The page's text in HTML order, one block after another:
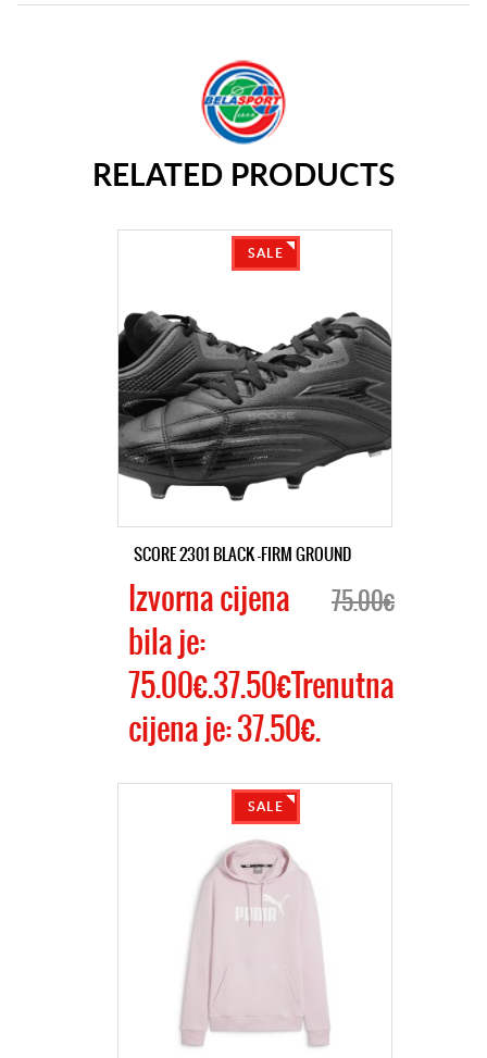
RELATED PRODUCTS
SALE
SCORE 2301 BLACK -FIRM GROUND
75.00€
Izvorna cijena
bila je:
75.00€.37.50€Trenutna
cijena je: 37.50€.
SALE